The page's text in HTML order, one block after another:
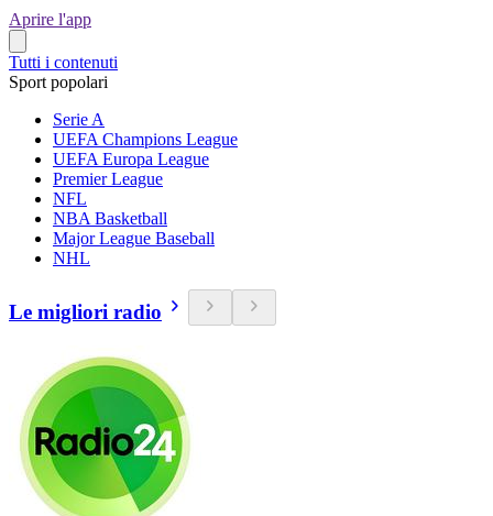
Aprire l'app
Tutti i contenuti
Sport popolari
Serie A
UEFA Champions League
UEFA Europa League
Premier League
NFL
NBA Basketball
Major League Baseball
NHL
Le migliori radio